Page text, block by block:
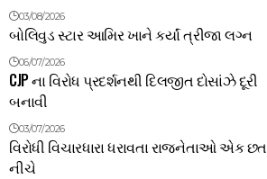
03/08/2026
બોલિવુડ સ્ટાર આમિર ખાને કર્યાં ત્રીજા લગ્ન
06/07/2026
CJP ના વિરોધ પ્રદર્શનથી દિલજીત દોસાંઝે દૂરી
બનાવી
03/07/2026
વિરોધી વિચારધારા ધરાવતા રાજનેતાઓ એક છત
નીચે